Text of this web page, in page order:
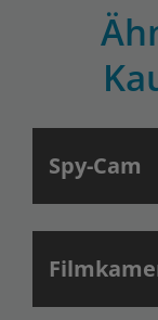
Spy-Cam